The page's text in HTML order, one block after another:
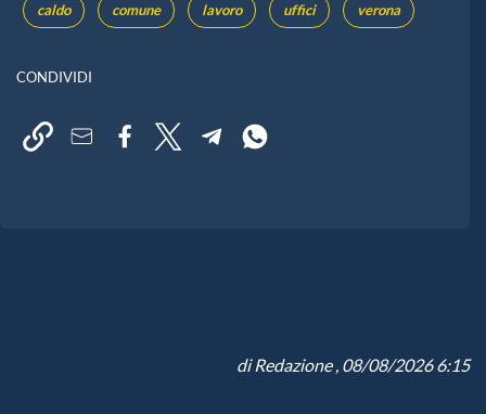
caldo comune lavoro uffici verona
CONDIVIDI
diRedazione, 08/08/2026 6:15